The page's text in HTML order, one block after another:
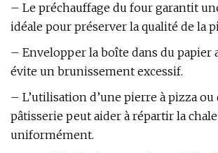
– Le préchauffage du four garantit
idéale pour préserver la qualité de la
– Envelopper la boîte dans du
évite un brunissement excessif.
– L’utilisation d’une pierre à pizza ou
pâtisserie peut aider à répartir la
uniformément.